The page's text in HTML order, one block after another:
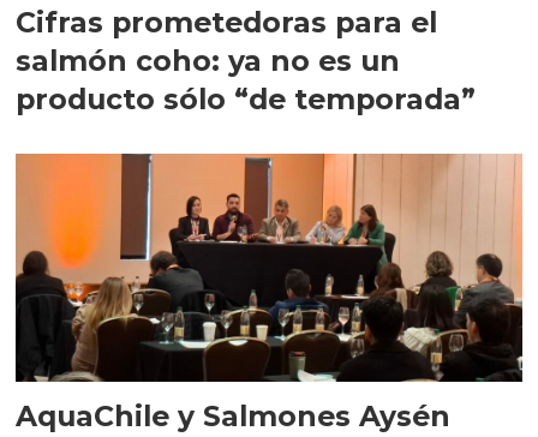
Cifras prometedoras para el
salmón coho: ya no es un
producto sólo “de temporada”
AquaChile y Salmones Aysén